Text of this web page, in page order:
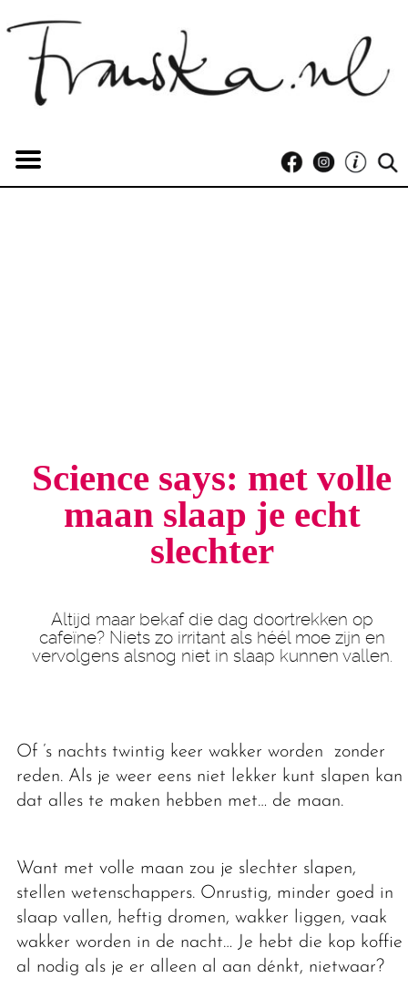
Science says: met volle
maan slaap je echt
slechter
Altijd maar bekaf die dag doortrekken op
cafeïne? Niets zo irritant als héél moe zijn en
vervolgens alsnog niet in slaap kunnen vallen.
Of ’s nachts twintig keer wakker worden zonder
reden. Als je weer eens niet lekker kunt slapen kan
dat alles te maken hebben met… de maan.
Want met volle maan zou je slechter slapen,
stellen wetenschappers. Onrustig, minder goed in
slaap vallen, heftig dromen, wakker liggen, vaak
wakker worden in de nacht… Je hebt die kop koffie
al nodig als je er alleen al aan dénkt, nietwaar?